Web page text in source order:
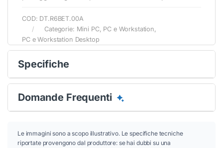
Conferma
COD: DT.R6BET.00A
Categorie: Mini PC, PC e Workstation,
PC e Workstation Desktop
Specifiche
Domande Frequenti
Le immagini sono a scopo illustrativo. Le specifiche tecniche
riportate provengono dal produttore: se hai dubbi su una
Conferma